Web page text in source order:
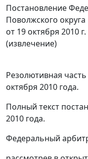
Постановление
Поволжского округа
от 19 октября 2010
(извлечение)
Резолютивная
октября 2010 года.
Полный текст
2010 года.
Федеральный